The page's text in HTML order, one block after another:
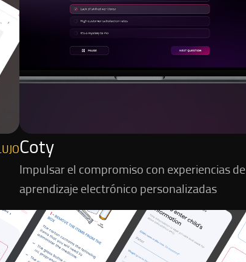
Coty
Impulsar el compromiso con experiencias de
aprendizaje electrónico personalizadas